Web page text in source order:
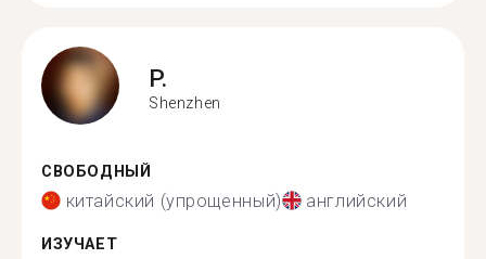
P.
Shenzhen
СВОБОДНЫЙ
китайский (упрощенный) английский
ИЗУЧАЕТ